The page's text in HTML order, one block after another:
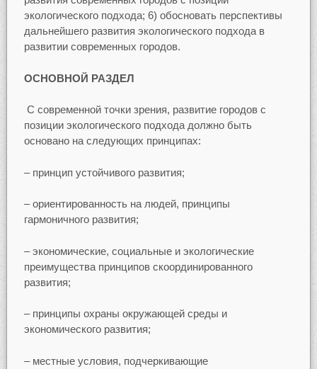
экологического подхода; 6) обосновать перспективы
дальнейшего развития экологического подхода в
развитии современных городов.
ОСНОВНОЙ РАЗДЕЛ
С современной точки зрения, развитие городов с
позиции экологического подхода должно быть
основано на следующих принципах:
– принцип устойчивого развития;
– ориентированность на людей, принципы
гармоничного развития;
– экономические, социальные и экологические
преимущества принципов скоординированного
развития;
– принципы охраны окружающей среды и
экономического развития;
– местные условия, подчеркивающие